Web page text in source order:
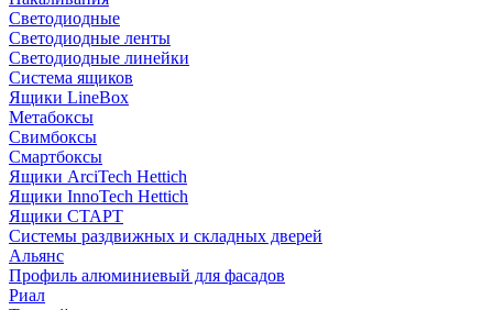
Светодиодные
Светодиодные ленты
Светодиодные линейки
Система ящиков
Ящики LineBox
Метабоксы
Свимбоксы
Смартбоксы
Ящики ArciTech Hettich
Ящики InnoTech Hettich
Ящики СТАРТ
Системы раздвижных и складных дверей
Альянс
Профиль алюминиевый для фасадов
Риал